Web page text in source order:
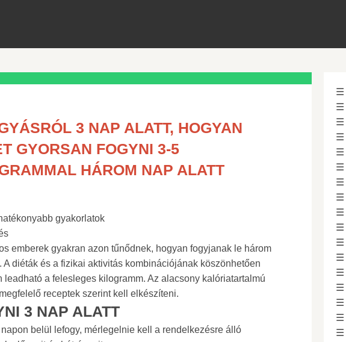
3 NAP ALATT, HOGYAN
GYORSAN FOGYNI 3-5
HÁROM NAP ALATT
gyakorlatok
emberek gyakran azon tűnődnek, hogyan fogyjanak le három
A diéták és a fizikai aktivitás kombinációjának köszönhetően
leadható a felesleges kilogramm. Az alacsony kalóriatartalmú
receptek szerint kell elkészíteni.
3 NAP ALATT
napon belül lefogy, mérlegelnie kell a rendelkezésre álló
☰
☰
☰
☰
☰
☰
☰
☰
☰
☰
☰
☰
☰
☰
☰
☰
☰